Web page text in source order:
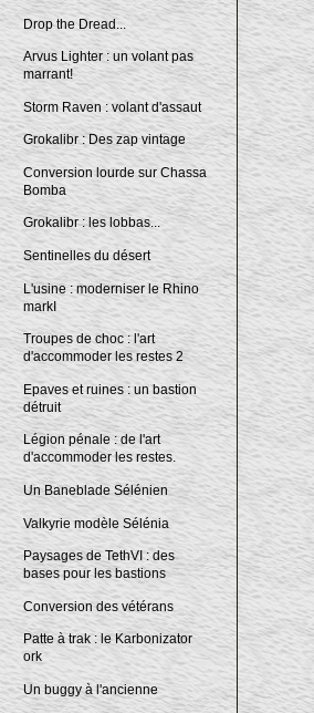
Drop the Dread...
Arvus Lighter : un volant pas
marrant!
Storm Raven : volant d'assaut
Grokalibr : Des zap vintage
Conversion lourde sur Chassa
Bomba
Grokalibr : les lobbas...
Sentinelles du désert
L'usine : moderniser le Rhino
markI
Troupes de choc : l'art
d'accommoder les restes 2
Epaves et ruines : un bastion
détruit
Légion pénale : de l'art
d'accommoder les restes.
Un Baneblade Sélénien
Valkyrie modèle Sélénia
Paysages de TethVI : des
bases pour les bastions
Conversion des vétérans
Patte à trak : le Karbonizator
ork
Un buggy à l'ancienne